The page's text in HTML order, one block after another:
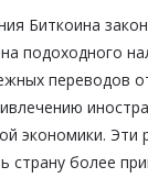
Биткоина
подоходного
переводов
экономики. Эти
страну более